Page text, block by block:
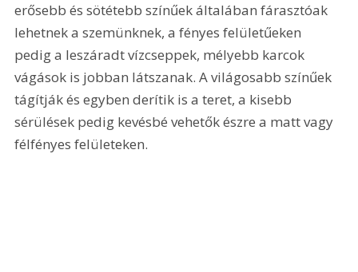
erősebb és sötétebb színűek általában fárasztóak
lehetnek a szemünknek, a fényes felületűeken
pedig a leszáradt vízcseppek, mélyebb karcok
vágások is jobban látszanak. A világosabb színűek
tágítják és egyben derítik is a teret, a kisebb
sérülések pedig kevésbé vehetők észre a matt vagy
félfényes felületeken.